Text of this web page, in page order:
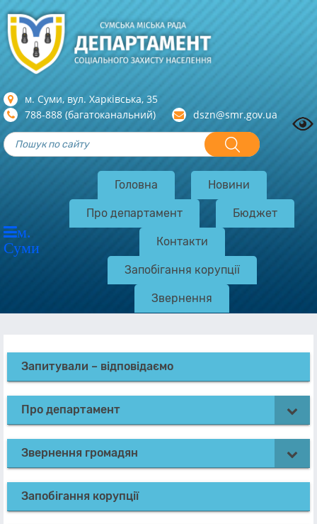
м. Суми, вул. Харкiвська, 35
788-888 (багатоканальний)
dszn@smr.gov.ua
м.
Суми
Головна Новини
Про департамент Бюджет
Контакти
Запобігання корупції
Звернення
Запитували – відповідаємо
Про департамент
Звернення громадян
Запобігання корупції